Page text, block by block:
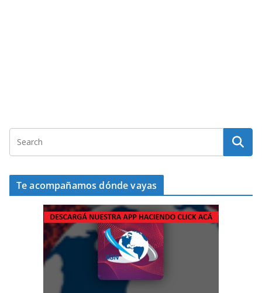
Te acompañamos dónde vayas